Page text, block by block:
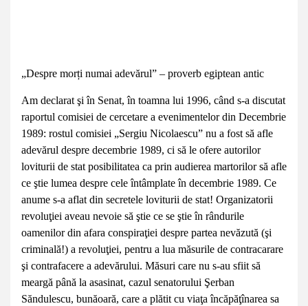
„Despre morți numai adevărul” – proverb egiptean antic
Am declarat şi în Senat, în toamna lui 1996, când s-a discutat
raportul comisiei de cercetare a evenimentelor din Decembrie
1989: rostul comisiei „Sergiu Nicolaescu” nu a fost să afle
adevărul despre decembrie 1989, ci să le ofere autorilor
loviturii de stat posibilitatea ca prin audierea martorilor să afle
ce ştie lumea despre cele întâmplate în decembrie 1989. Ce
anume s-a aflat din secretele loviturii de stat! Organizatorii
revoluţiei aveau nevoie să ştie ce se ştie în rândurile
oamenilor din afara conspiraţiei despre partea nevăzută (şi
criminală!) a revoluţiei, pentru a lua măsurile de contracarare
şi contrafacere a adevărului. Măsuri care nu s-au sfiit să
meargă până la asasinat, cazul senatorului Şerban
Săndulescu, bunăoară, care a plătit cu viaţa încăpăţînarea sa